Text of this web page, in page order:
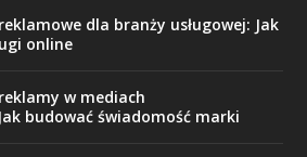
dla branży usługowej: Jak
online
w mediach
budować świadomość marki